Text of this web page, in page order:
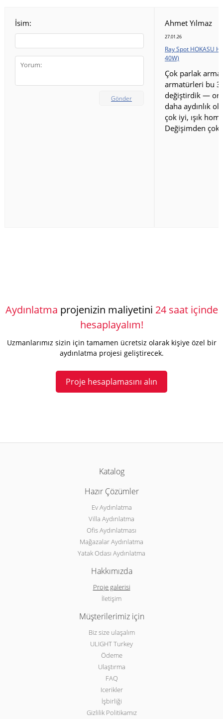
İsim:
Gönder
Ahmet Yılmaz
27.01.26
Ray Spot HOKASU
40W)
Çok parlak
armatürleri bu
değiştirdik —
daha aydınlık
çok iyi, ışık
Değişimden çok
Aydınlatma projenizin maliyetini 24 saat içinde
hesaplayalım!
Uzmanlarımız sizin için tamamen ücretsiz olarak kişiye özel bir
aydınlatma projesi geliştirecek.
Proje hesaplamasını alın
Katalog
Hazır Çözümler
Ev Aydınlatma
Villa Aydınlatma
Ofis Aydınlatması
Mağazalar Aydınlatma
Yatak Odası Aydınlatma
Hakkımızda
Proje galerisi
İletişim
Müşterilerimiz için
Biz size ulaşalım
ULIGHT Turkey
Ödeme
Ulaştırma
FAQ
Icerikler
İşbirliği
Gizlilik Politikamız